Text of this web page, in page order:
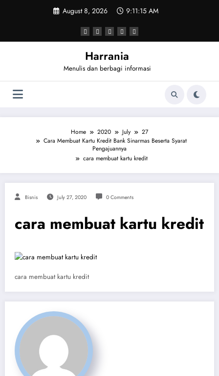
August 8, 2026 9:11:15 AM
Harrania
Menulis dan berbagi informasi
Home 2020 July
27
Cara Membuat Kartu Kredit Bank Sinarmas Beserta Syarat
Pengajuannya
cara membuat kartu kredit
Bisnis July 27, 2020 0 Comments
cara membuat kartu kredit
cara membuat kartu kredit